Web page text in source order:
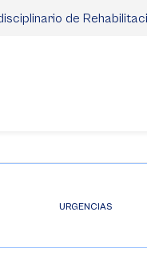
de
URGENCIAS